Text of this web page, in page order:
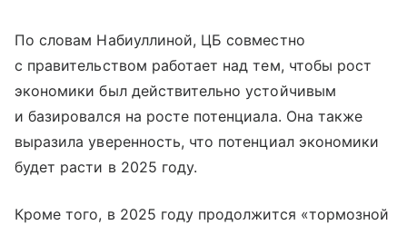
По словам Набиуллиной, ЦБ совместно
с правительством работает над тем, чтобы рост
экономики был действительно устойчивым
и базировался на росте потенциала. Она также
выразила уверенность, что потенциал экономики
будет расти в 2025 году.
Кроме того, в 2025 году продолжится «тормозной